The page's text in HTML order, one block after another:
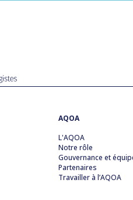
AQOA
L'AQOA
Notre rôle
Gouvernance et
Partenaires
Travailler à l’AQOA